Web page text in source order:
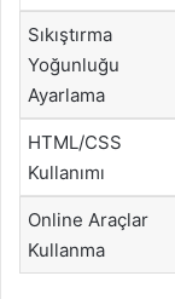
Sıkıştırma
Yoğunluğu
Ayarlama
HTML/CSS
Kullanımı
Online Araçlar
Kullanma